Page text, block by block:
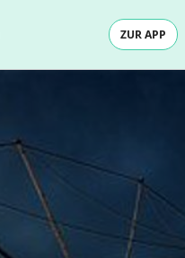
ZUR APP